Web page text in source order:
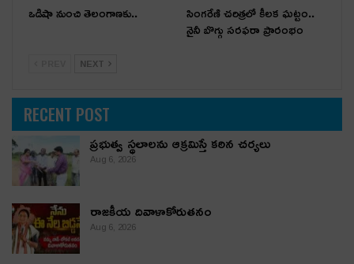
ఒడిషా నుంచి తెలంగాణ‌కు.. సింగరేణి చరిత్రలో కీలక ఘట్టం..
నైనీ బొగ్గు సరఫరా ప్రారంభం
NEXT
RECENT POST
ప్రభుత్వ స్థలాలను ఆక్రమిస్తే కఠిన చర్యలు
Aug 6, 2026
రాజకీయ దివాళాకోరుతనం
Aug 6, 2026